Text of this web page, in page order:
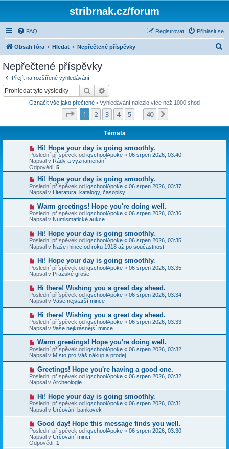
stribrnak.cz/forum
FAQ Přihlásit se
Registrovat
Obsah fóra Hledat Nepřečtené příspěvky
Nepřečtené příspěvky
Přejít na rozšířené vyhledávání
Hledat
Označit vše jako přečtené • Vyhledávání nalezlo více než 1000 shod
Stránka z 40
1 2 3 4 5 40
Témata
N
o
v
ý
p
s
p
v
e
k
Hi! Hope your day is going smoothly.
Poslední příspěvek od iqschoolApoke « 06 srpen 2026, 03:40
Napsal v Řády a vyznamenání
Odpovědi: 5
N
o
v
ý
p
í
s
p
v
e
k
Hi! Hope your day is going smoothly.
Poslední příspěvek od iqschoolApoke « 06 srpen 2026, 03:37
Napsal v Literatura, katalogy, časopisy
N
o
v
ý
p
í
s
p
v
e
k
Warm greetings! Hope you're doing well.
Poslední příspěvek od iqschoolApoke « 06 srpen 2026, 03:36
Napsal v Numismatické aukce
N
o
v
ý
p
í
s
p
v
e
k
Hi! Hope your day is going smoothly.
Poslední příspěvek od iqschoolApoke « 06 srpen 2026, 03:35
Napsal v Naše mince od roku 1918 až po součastnost
N
o
v
ý
p
í
s
p
v
e
k
Hi! Hope your day is going smoothly.
Poslední příspěvek od iqschoolApoke « 06 srpen 2026, 03:35
Napsal v Pražské groše
N
o
v
ý
p
í
s
p
ě
v
e
k
Hi there! Wishing you a great day ahead.
Poslední příspěvek od iqschoolApoke « 06 srpen 2026, 03:34
Napsal v Váše nejstarší mince
N
o
v
ý
p
í
s
p
ě
v
e
k
Hi there! Wishing you a great day ahead.
Poslední příspěvek od iqschoolApoke « 06 srpen 2026, 03:33
Napsal v Vaše nejkrásnější mince
N
o
v
ý
í
s
p
v
e
k
Warm greetings! Hope you're doing well.
Poslední příspěvek od iqschoolApoke « 06 srpen 2026, 03:32
Napsal v Místo pro Váš nákup a prodej
N
o
v
ý
p
í
s
p
ě
v
e
k
Greetings! Hope you're having a good one.
Poslední příspěvek od iqschoolApoke « 06 srpen 2026, 03:32
Napsal v Archeologie
N
o
v
ý
í
s
p
Hi! Hope your day is going smoothly.
Poslední příspěvek od iqschoolApoke « 06 srpen 2026, 03:31
Napsal v Určování bankovek
N
o
v
ý
p
Good day! Hope this message finds you well.
Poslední příspěvek od iqschoolApoke « 06 srpen 2026, 03:30
Napsal v Určování mincí
Odpovědi: 1